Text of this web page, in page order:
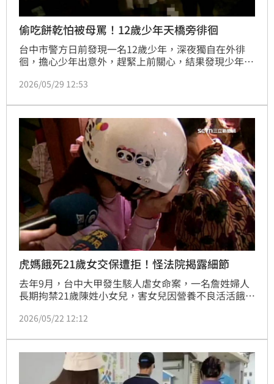
偷吃餅乾怕被母罵！12歲少年天橋旁徘徊
台中市警方日前發現一名12歲少年，深夜獨自在外徘
徊，擔心少年出意外，趕緊上前關心，結果發現少年因
一時間，少年的雙親也因找不到孩子，急得報案協尋。
子，最終母子順利化解衝突，一起回家。
2026/05/29 12:53
虎媽餓死21歲女交保遭拒！怪法院揭露細節
去年9月，台中大甲發生駭人虐女命案，一名詹姓婦人
長期拘禁21歲陳姓小女兒，害女兒因營養不良活活餓
訴。本案預計由國民法庭審理，但詹婦與辯護人主張，
導，影響潛在國民法官難維持中立，聲請拒絕國民法官
參審。台中地院認為本案屬於國民高度關注案件，涉及
新聞自由與人民知的權利，駁回詹婦聲請，不得抗告。
2026/05/22 12:12